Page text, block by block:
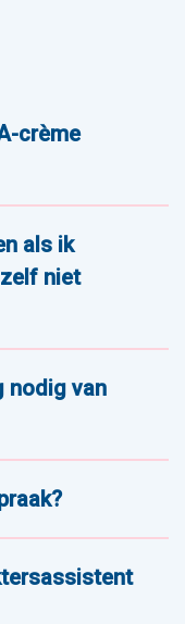
crème
als ik
niet
nodig van